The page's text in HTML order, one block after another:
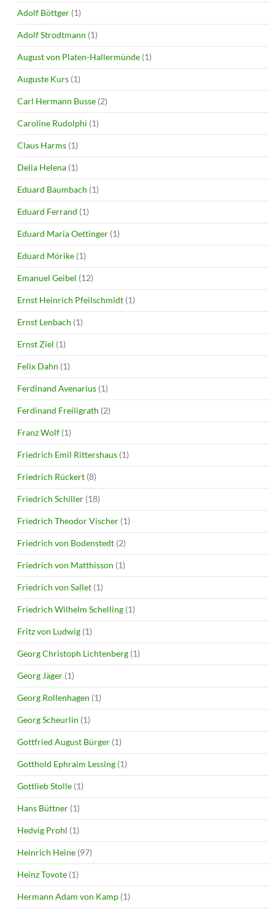
Adolf Böttger (1)
Adolf Strodtmann (1)
August von Platen-Hallermünde (1)
Auguste Kurs (1)
Carl Hermann Busse (2)
Caroline Rudolphi (1)
Claus Harms (1)
Delia Helena (1)
Eduard Baumbach (1)
Eduard Ferrand (1)
Eduard Maria Oettinger (1)
Eduard Mörike (1)
Emanuel Geibel (12)
Ernst Heinrich Pfeilschmidt (1)
Ernst Lenbach (1)
Ernst Ziel (1)
Felix Dahn (1)
Ferdinand Avenarius (1)
Ferdinand Freiligrath (2)
Franz Wolf (1)
Friedrich Emil Rittershaus (1)
Friedrich Rückert (8)
Friedrich Schiller (18)
Friedrich Theodor Vischer (1)
Friedrich von Bodenstedt (2)
Friedrich von Matthisson (1)
Friedrich von Sallet (1)
Friedrich Wilhelm Schelling (1)
Fritz von Ludwig (1)
Georg Christoph Lichtenberg (1)
Georg Jäger (1)
Georg Rollenhagen (1)
Georg Scheurlin (1)
Gottfried August Bürger (1)
Gotthold Ephraim Lessing (1)
Gottlieb Stolle (1)
Hans Büttner (1)
Hedvig Prohl (1)
Heinrich Heine (97)
Heinz Tovote (1)
Hermann Adam von Kamp (1)